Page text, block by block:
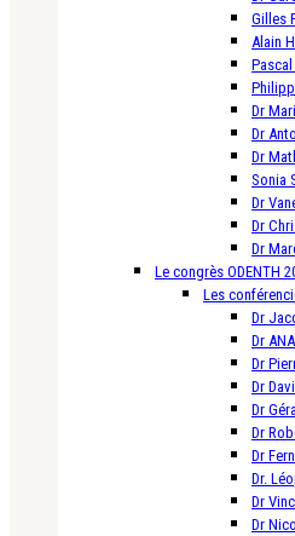
Gilles
Alain
Dr
Dr
Dr
Sonia
Dr
Dr
Dr
Le congrès ODENTH
Les
Dr
Dr
Dr
Dr
Dr
Dr
Dr
Dr.
Dr
Dr